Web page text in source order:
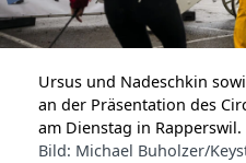
Ursus und Nadeschkin
an der Präsentation des
am Dienstag in Rapperswil.
Bild: Michael Buholzer/